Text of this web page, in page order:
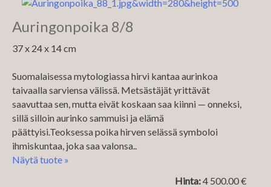
Auringonpoika 8/8
37 x 24 x 14 cm
Suomalaisessa mytologiassa hirvi kantaa aurinkoa
taivaalla sarviensa välissä. Metsästäjät yrittävät
saavuttaa sen, mutta eivät koskaan saa kiinni — onneksi,
sillä silloin aurinko sammuisi ja elämä
päättyisi.Teoksessa poika hirven selässä symboloi
ihmiskuntaa, joka saa valonsa..
Näytä tuote »
Hinta:4 500.00 €